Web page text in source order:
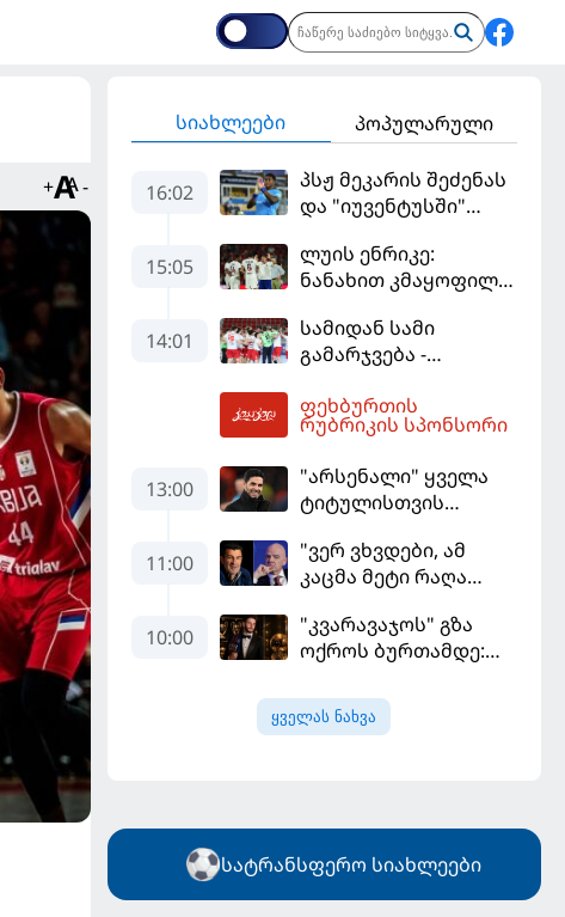
+ -
სიახლეები პოპულარული
16:02
პსჟ მეკარის შეძენას
და "იუვენტუსში"
აპირებს
15:05
ლუის ენრიკე:
ნანახით კმაყოფილი
არის, რომელიც
გვინდოდა
14:01
სამიდან სამი
გამარჯვება -
დამარცხებულია
ფეხბურთის
რუბრიკის სპონსორი
13:00
"არსენალი" ყველა
ტიტულისთვის
დინასტიის შექმნა
გვსურს" - მიკელ
11:00
"ვერ ვხვდები, ამ
კაცმა მეტი რაღა
ფიგუ ინფანტინოს
გადადგომას
10:00
"კვარავაჯოს" გზა
ოქროს ბურთამდე:
ქართული ზღაპარი
ყველას ნახვა
სატრანსფერო სიახლეები